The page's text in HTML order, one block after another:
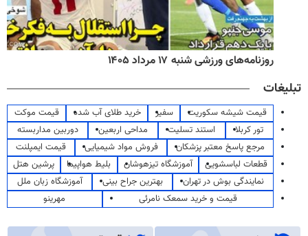
روزنامه‌های ورزشی شنبه ۱۷ مرداد ۱۴۰۵
تبلیغات
قیمت شیشه سکوریت سفیر خرید طلای آب شده
قیمت موکت
تور کربلا
استند تسلیت مداحی اربعین
دوربین مداربسته
مرجع پاسخ معتبر پزشکان
فروش مواد شیمیایی
قیمت ایمپلنت
قطعات لباسشویی
آموزشگاه تیزهوشان بلیط هواپیما
پرشین هتل
نمایندگی بوش در تهران
بهترین جراح بینی
آموزشگاه زبان ملل
قیمت و خرید سمعک نامرئی
مهرینو